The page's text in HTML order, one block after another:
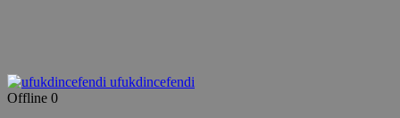
ufukdincefendi
Offline 0